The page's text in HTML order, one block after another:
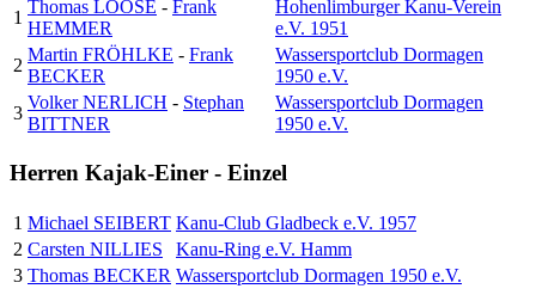
1
Thomas LOOSE - Frank
HEMMER
Hohenlimburger Kanu-Verein
e.V. 1951
2
Martin FRÖHLKE - Frank
BECKER
Wassersportclub Dormagen
1950 e.V.
3
Volker NERLICH - Stephan
BITTNER
Wassersportclub Dormagen
1950 e.V.
Herren Kajak-Einer - Einzel
1 Michael SEIBERT Kanu-Club Gladbeck e.V. 1957
2 Carsten NILLIES
Kanu-Ring e.V. Hamm
3 Thomas BECKER Wassersportclub Dormagen 1950 e.V.